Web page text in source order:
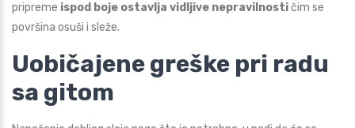
pripreme ispod boje ostavlja vidljive nepravilnostičim se
površina osuši i sleže.
Uobičajene greške pri radu
sa gitom